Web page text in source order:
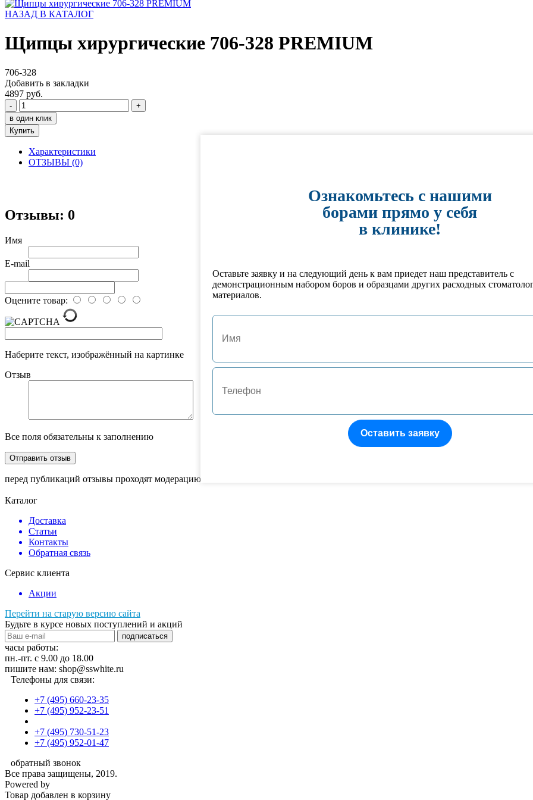
НАЗАД В КАТАЛОГ
Щипцы хирургические 706-328 PREMIUM
706-328
Добавить в закладки
4897 руб.
-
+
в один клик
Купить
Характеристики
ОТЗЫВЫ (0)
Отзывы: 0
Имя
E-mail
Оцените товар:
Наберите текст, изображённый на картинке
Отзыв
Все поля обязательны к заполнению
перед публикаций отзывы проходят модерацию
Каталог
Доставка
Статьи
Контакты
Обратная связь
Сервис клиента
Акции
Перейти на старую версию сайта
Будьте в курсе новых поступлений и акций
подписаться
часы работы:
пн.-пт. с 9.00 до 18.00
пишите нам: shop@sswhite.ru
Телефоны для связи:
+7 (495) 660-23-35
+7 (495) 952-23-51
+7 (495) 730-51-23
+7 (495) 952-01-47
обратный звонок
Все права защищены, 2019.
Powered by
Товар добавлен в корзину
Ознакомьтесь с нашими
борами прямо у себя
в клинике!
Оставьте заявку и на следующий день к вам приедет наш представитель с
демонстрационным набором боров и образцами других расходных
материалов.
Оставить заявку